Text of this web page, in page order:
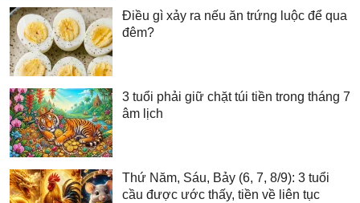
Điều gì xảy ra nếu ăn trứng luộc để qua
đêm?
3 tuổi phải giữ chặt túi tiền trong tháng 7
âm lịch
Thứ Năm, Sáu, Bảy (6, 7, 8/9): 3 tuổi
cầu được ước thấy, tiền về liên tục